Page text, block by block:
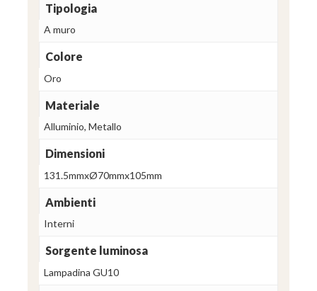
Tipologia
A muro
Colore
Oro
Materiale
Alluminio, Metallo
Dimensioni
131.5mmxØ70mmx105mm
Ambienti
Interni
Sorgente luminosa
Lampadina GU10